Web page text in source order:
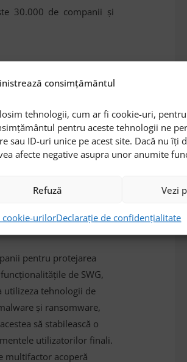
consimțământul
tehnologii, cum ar fi cookie-uri,
pentru aceste tehnologii ne
sau ID-uri unice pe acest site. Dacă nu îți
afecte negative asupra unor anumite
Refuză Vezi
cookie-urilorDeclarație de confidențialitate
30.000 de companii și
(cu 38%);
WAN raportate de
că portofoliul de
prin intermediul
pentru protejarea
de SWG,
utilizeza tehnologii de
și ransomware,
să stabilească o
utilizatorilor finali.
multifactor acoperă